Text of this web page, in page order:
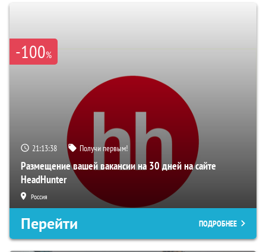
-100%
21:13:37 Получи первым!
Размещение вашей вакансии на 30 дней на сайте
HeadHunter
Россия
Перейти ПОДРОБНЕЕ